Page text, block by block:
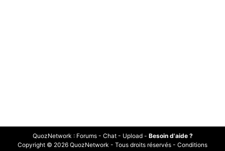
QuozNetwork : Forums- Chat- Upload- Besoin d'aide ?
Copyright © 2026 QuozNetwork - Tous droits réservés - Conditions